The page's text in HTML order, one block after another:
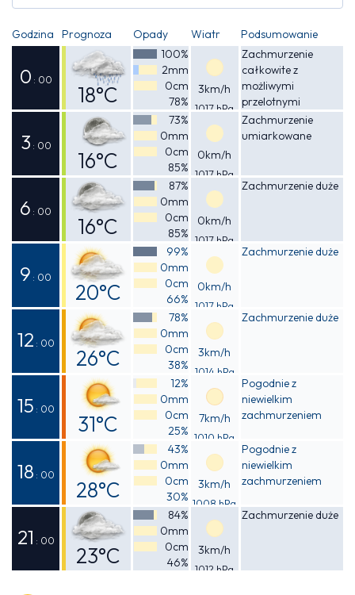
Godzina Prognoza Opady Wiatr Podsumowanie
0 : 00
18°C
Odczuwalna
18°C
100%
2mm
0cm
78%
3km/h
1017 hPa
Zachmurzenie
całkowite z
możliwymi
przelotnymi
opadami deszczu
3 : 00
16°C
Odczuwalna
16°C
73%
0mm
0cm
85%
0km/h
1017 hPa
Zachmurzenie
umiarkowane
6 : 00
16°C
Odczuwalna
16°C
87%
0mm
0cm
85%
0km/h
1017 hPa
Zachmurzenie duże
9 : 00
20°C
Odczuwalna
20°C
99%
0mm
0cm
66%
0km/h
1017 hPa
Zachmurzenie duże
12 : 00
26°C
Odczuwalna
26°C
78%
0mm
0cm
38%
3km/h
1014 hPa
Zachmurzenie duże
15 : 00
31°C
Odczuwalna
29°C
12%
0mm
0cm
25%
7km/h
1010 hPa
Pogodnie z
niewielkim
zachmurzeniem
18 : 00
28°C
Odczuwalna
27°C
43%
0mm
0cm
30%
3km/h
1008 hPa
Pogodnie z
niewielkim
zachmurzeniem
21 : 00
23°C
84%
0mm
0cm
46%
3km/h
1012 hPa
Zachmurzenie duże